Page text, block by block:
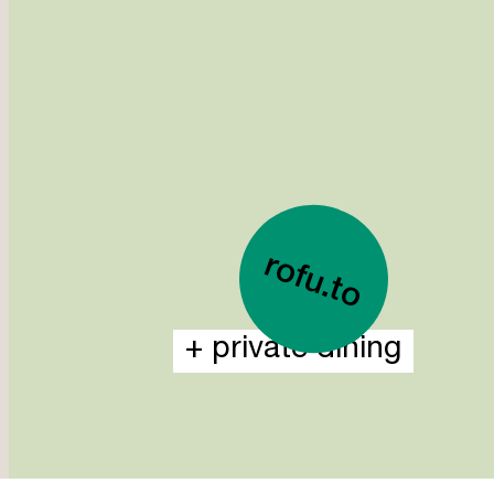
+ private dining
rofu.to